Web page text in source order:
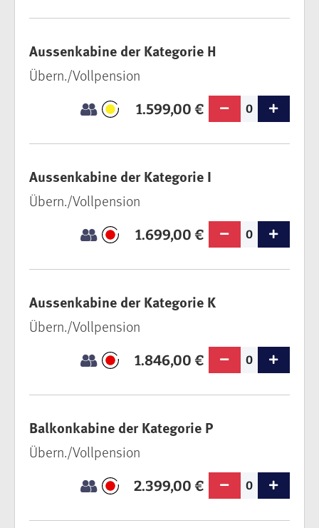
Aussenkabine der Kategorie H
1.599,00 € 0
Übern./Vollpension
Aussenkabine der Kategorie I
1.699,00 € 0
Übern./Vollpension
Aussenkabine der Kategorie K
1.846,00 € 0
Übern./Vollpension
Balkonkabine der Kategorie P
2.399,00 € 0
Übern./Vollpension